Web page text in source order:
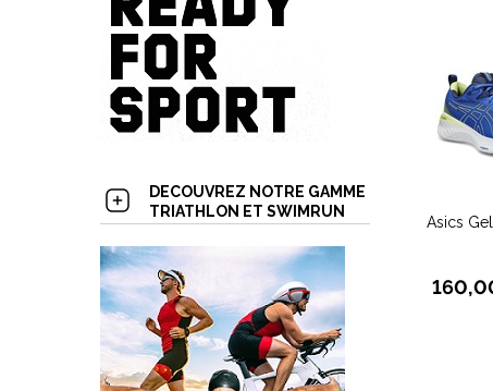
DECOUVREZ NOTRE GAMME
TRIATHLON ET SWIMRUN
Asics